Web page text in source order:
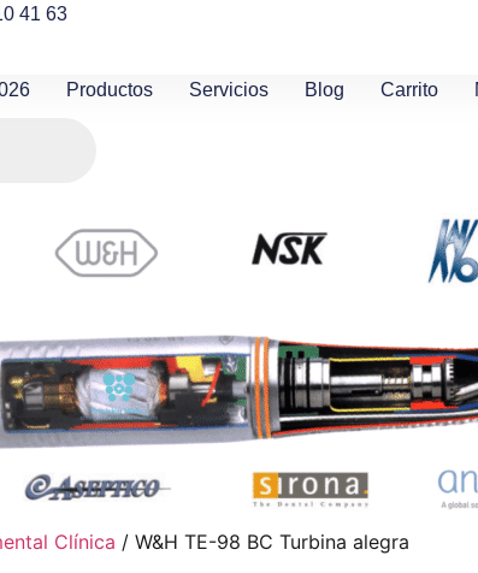
41 63
Productos Servicios Blog Carrito
Clínica / W&H TE-98 BC Turbina alegra